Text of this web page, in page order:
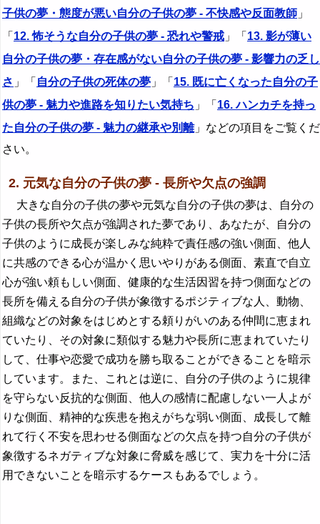
子供の夢・態度が悪い自分の子供の夢 - 不快感や反面教師 」
「 12. 怖そうな自分の子供の夢 - 恐れや警戒 」「 13. 影が薄い
自分の子供の夢・存在感がない自分の子供の夢 - 影響力の乏し
さ 」「 自分の子供の死体の夢 」「 15. 既に亡くなった自分の子
供の夢 - 魅力や進路を知りたい気持ち 」「 16. ハンカチを持っ
た自分の子供の夢 - 魅力の継承や別離」などの項目をご覧くだ
さい。
2. 元気な自分の子供の夢 - 長所や欠点の強調
大きな自分の子供の夢や元気な自分の子供の夢は、自分の
子供の長所や欠点が強調された夢であり、あなたが、自分の
子供のように成長が楽しみな純粋で責任感の強い側面、他人
に共感のできる心が温かく思いやりがある側面、素直で自立
心が強い頼もしい側面、健康的な生活因習を持つ側面などの
長所を備える自分の子供が象徴するポジティブな人、動物、
組織などの対象をはじめとする頼りがいのある仲間に恵まれ
ていたり、その対象に類似する魅力や長所に恵まれていたり
して、仕事や恋愛で成功を勝ち取ることができることを暗示
しています。また、これとは逆に、自分の子供のように規律
を守らない反抗的な側面、他人の感情に配慮しない一人よが
りな側面、精神的な疾患を抱えがちな弱い側面、成長して離
れて行く不安を思わせる側面などの欠点を持つ自分の子供が
象徴するネガティブな対象に脅威を感じて、実力を十分に活
用できないことを暗示するケースもあるでしょう。